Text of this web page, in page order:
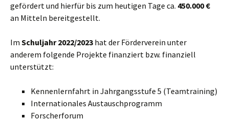
gefördert und hierfür bis zum heutigen Tage ca. 450.000 €
an Mitteln bereitgestellt.
Im Schuljahr 2022/2023 hat der Förderverein unter
anderem folgende Projekte finanziert bzw. finanziell
unterstützt:
Kennenlernfahrt in Jahrgangsstufe 5 (Teamtraining)
Internationales Austauschprogramm
Forscherforum